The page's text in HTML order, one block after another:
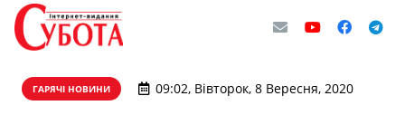
ГАРЯЧІ НОВИНИ 09:02, Вівторок, 8 Вересня, 2020